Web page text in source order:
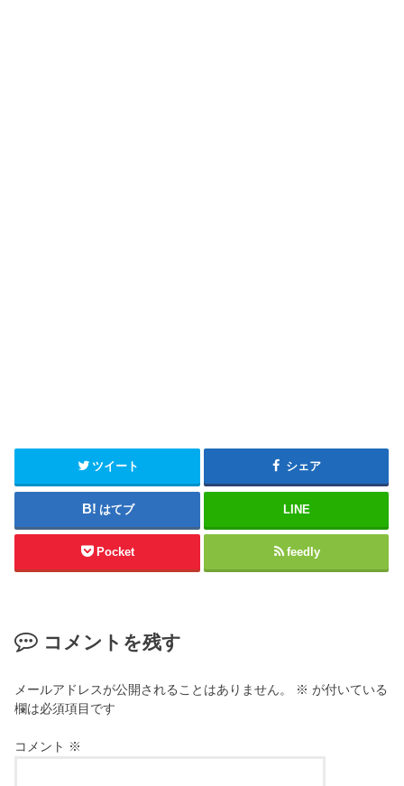
ツイート シェア
はてブ LINE
Pocket feedly
コメントを残す
メールアドレスが公開されることはありません。 ※ が付いている
欄は必須項目です
コメント ※